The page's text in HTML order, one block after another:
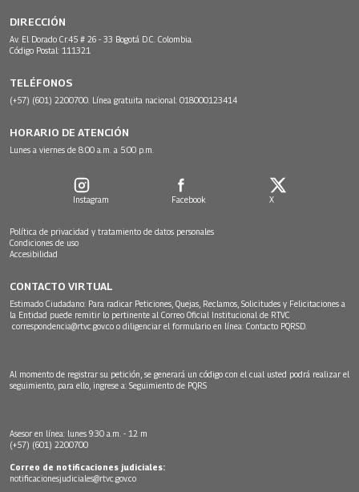
DIRECCIÓN
Av. El Dorado Cr.45 # 26 - 33 Bogotá D.C. Colombia.
Código Postal: 111321
TELÉFONOS
(+57) (601) 2200700. Línea gratuita nacional: 018000123414
HORARIO DE ATENCIÓN
Lunes a viernes de 8:00 a.m. a 5:00 p.m.
Instagram Facebook X
Política de privacidad y tratamiento de datos personales
Condiciones de uso
Accesibilidad
CONTACTO VIRTUAL
Estimado Ciudadano: Para radicar Peticiones, Quejas, Reclamos, Solicitudes y Felicitaciones a
la Entidad puede remitir lo pertinente al Correo Oficial Institucional de RTVC
correspondencia@rtvc.gov.co o diligenciar el formulario en línea: Contacto PQRSD.
Al momento de registrar su petición, se generará un código con el cual usted podrá realizar el
seguimiento, para ello, ingrese a: Seguimiento de PQRS
Asesor en línea: lunes 9:30 a.m. - 12 m
(+57) (601) 2200700
Correo de notificaciones judiciales:
notificacionesjudiciales@rtvc.gov.co